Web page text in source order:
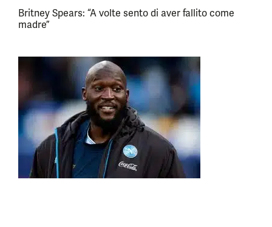
Britney Spears: “A volte sento di aver fallito come
madre”